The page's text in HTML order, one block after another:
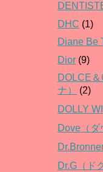
DHC (1)
Diane Be
Dior (9)
DOLCE
ナ）
(2)
DOLLY
Dove（ダ
Dr.G（ド